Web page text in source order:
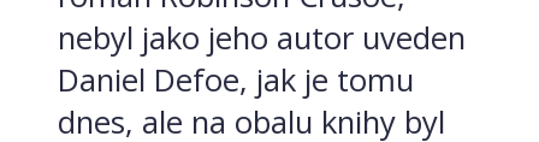
nebyl jako jeho autor uveden
Daniel Defoe, jak je tomu
dnes, ale na obalu knihy byl